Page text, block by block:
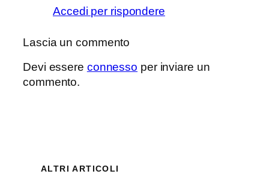
Accedi per rispondere
Lascia un commento
Devi essere connesso per inviare un
commento.
ALTRI ARTICOLI